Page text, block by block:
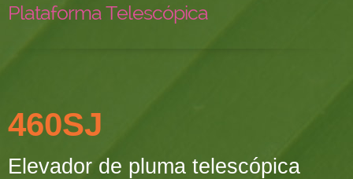
Plataforma Telescópica
460SJ
Elevador de pluma telescópica